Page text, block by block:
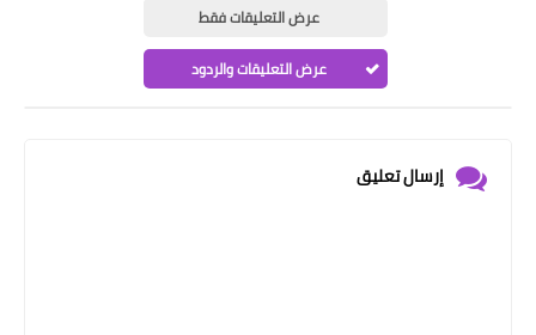
عرض التعليقات فقط
عرض التعليقات والردود
إرسال تعليق